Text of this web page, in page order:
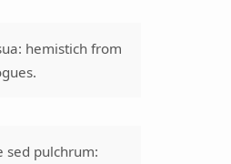
hemistich from
sed pulchrum: